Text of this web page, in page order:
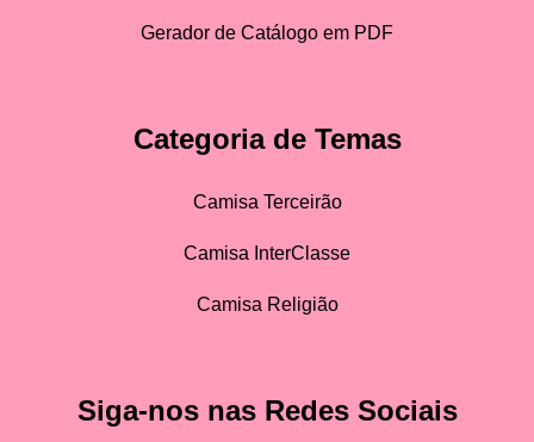
Gerador de Catálogo em PDF
Categoria de Temas
Camisa Terceirão
Camisa InterClasse
Camisa Religião
Siga-nos nas Redes Sociais